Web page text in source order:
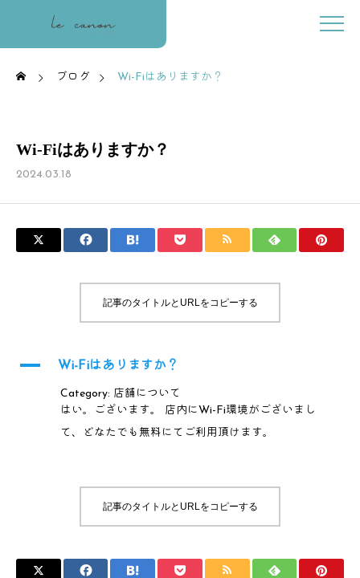
ブログ Wi-Fiはありますか？
Wi-Fiはありますか？
2024.03.18
記事のタイトルとURLをコピーする
A Wi-Fiはありますか？
Category: 店舗について
はい。ございます。 店内にWi-Fi環境がございまし
て、どなたでも無料にてご利用頂けます。
記事のタイトルとURLをコピーする